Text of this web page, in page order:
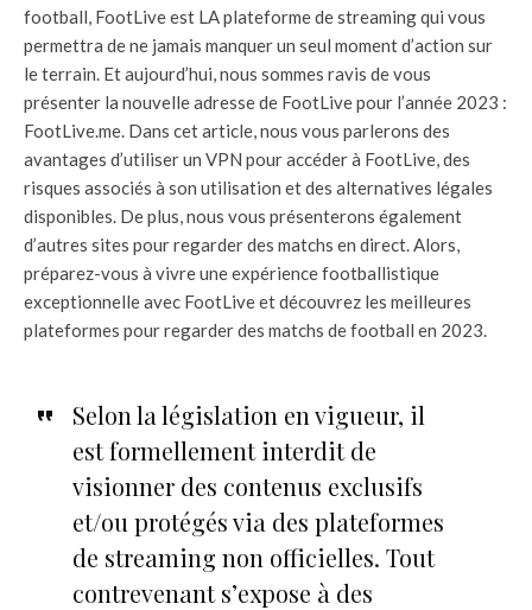
football, FootLive est LA plateforme de streaming qui vous
permettra de ne jamais manquer un seul moment d’action sur
le terrain. Et aujourd’hui, nous sommes ravis de vous
présenter la nouvelle adresse de FootLive pour l’année 2023 :
FootLive.me. Dans cet article, nous vous parlerons des
avantages d’utiliser un VPN pour accéder à FootLive, des
risques associés à son utilisation et des alternatives légales
disponibles. De plus, nous vous présenterons également
d’autres sites pour regarder des matchs en direct. Alors,
préparez-vous à vivre une expérience footballistique
exceptionnelle avec FootLive et découvrez les meilleures
plateformes pour regarder des matchs de football en 2023.
Selon la législation en vigueur, il
est formellement interdit de
visionner des contenus exclusifs
et/ou protégés via des plateformes
de streaming non officielles. Tout
contrevenant s’expose à des